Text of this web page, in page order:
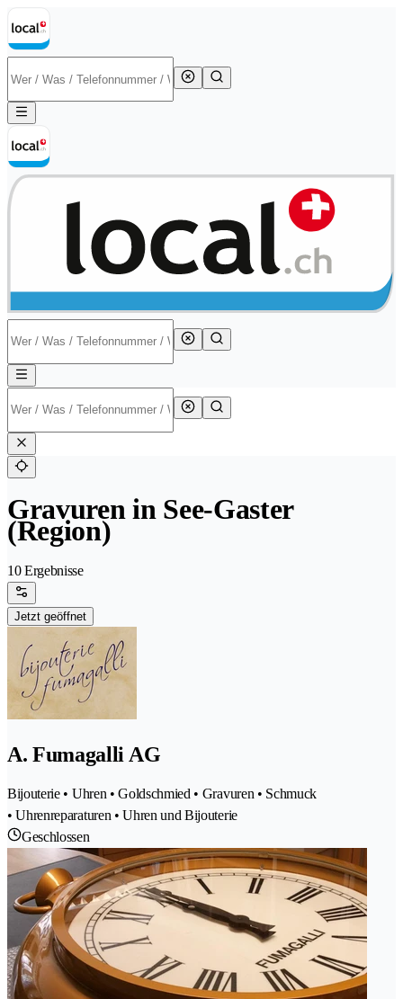
Gravuren in See-Gaster
(Region)
10 Ergebnisse
Jetzt geöffnet
A. Fumagalli AG
Bijouterie • Uhren • Goldschmied • Gravuren • Schmuck
• Uhrenreparaturen • Uhren und Bijouterie
Geschlossen